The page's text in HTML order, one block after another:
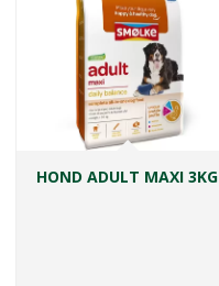
HOND ADULT MAXI 3KG